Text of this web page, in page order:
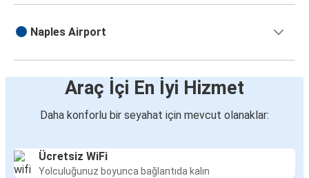
Naples Airport
Araç İçi En İyi Hizmet
Daha konforlu bir seyahat için mevcut olanaklar:
Ücretsiz WiFi
Yolculuğunuz boyunca bağlantıda kalın